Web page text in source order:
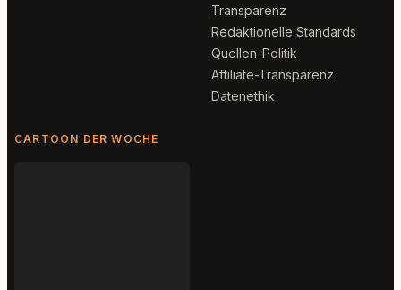
Transparenz
Redaktionelle Standards
Quellen-Politik
Affiliate-Transparenz
Datenethik
CARTOON DER WOCHE